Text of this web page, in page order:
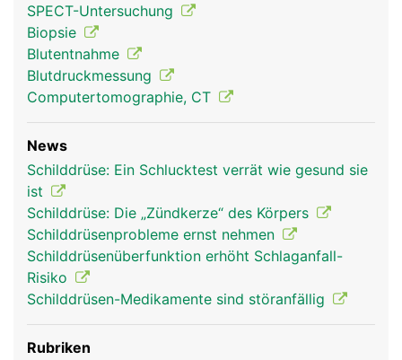
SPECT-Untersuchung
Biopsie
Blutentnahme
Blutdruckmessung
Computertomographie, CT
News
Schilddrüse: Ein Schlucktest verrät wie gesund sie
ist
Schilddrüse: Die „Zündkerze“ des Körpers
Schilddrüsenprobleme ernst nehmen
Schilddrüsenüberfunktion erhöht Schlaganfall-
Risiko
Schilddrüsen-Medikamente sind störanfällig
Rubriken